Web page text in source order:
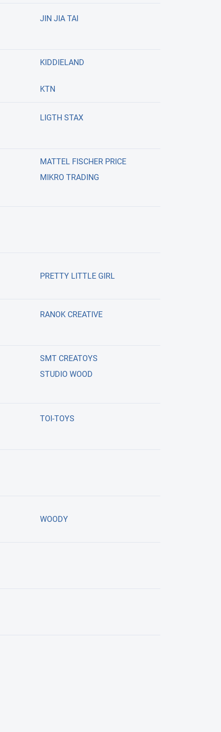
JIN JIA TAI
KIDDIELAND
KTN
LIGTH STAX
MATTEL FISCHER PRICE
MIKRO TRADING
PRETTY LITTLE GIRL
RANOK CREATIVE
SMT CREATOYS
STUDIO WOOD
TOI-TOYS
WOODY